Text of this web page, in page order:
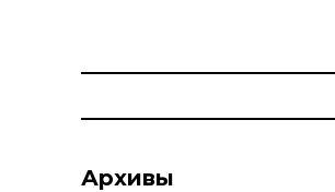
Архивы